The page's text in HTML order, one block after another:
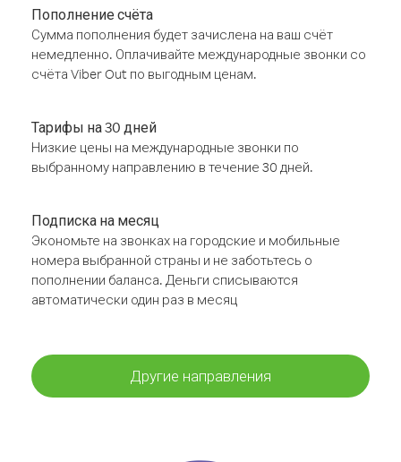
Пополнение счёта
Сумма пополнения будет зачислена на ваш счёт
немедленно. Оплачивайте международные звонки со
счёта Viber Out по выгодным ценам.
Тарифы на 30 дней
Низкие цены на международные звонки по
выбранному направлению в течение 30 дней.
Подписка на месяц
Экономьте на звонках на городские и мобильные
номера выбранной страны и не заботьтесь о
пополнении баланса. Деньги списываются
автоматически один раз в месяц
Другие направления